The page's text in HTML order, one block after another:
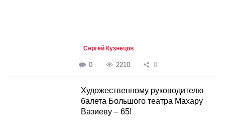
Сергей Кузнецов
0 2210 0
Художественному руководителю
балета Большого театра Махару
Вазиеву – 65!